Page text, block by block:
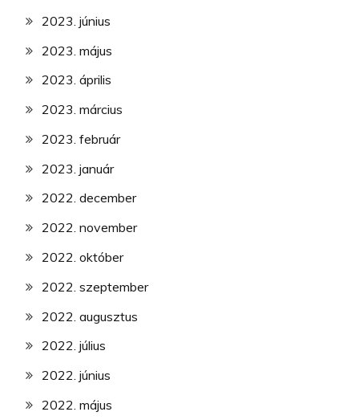
2023. június
2023. május
2023. április
2023. március
2023. február
2023. január
2022. december
2022. november
2022. október
2022. szeptember
2022. augusztus
2022. július
2022. június
2022. május